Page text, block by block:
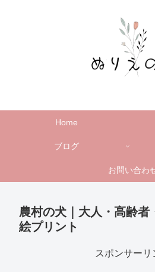
Home
ブログ
お問い合わ
農村の犬｜大人・高齢者
絵プリント
スポンサーリ